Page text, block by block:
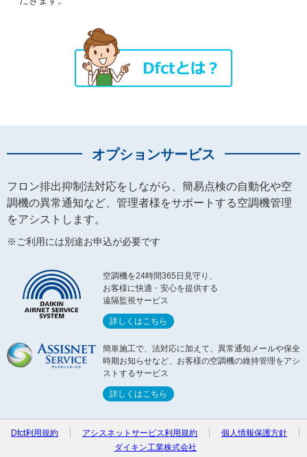
オプションサービス
フロン排出抑制法対応をしながら、簡易点検の自動化や空
調機の異常通知など、 管理者様をサポートする空調機管理
をアシストします。
※ご利用には別途お申込が必要です
空調機を24時間365日見守り、
お客様に快適・安心を提供する
遠隔監視サービス
詳しくはこちら
簡単施工で、法対応に加えて、異常通知 メールや保全
時期お知らせなど、お客様の空調機の維持管理をアシ
ストするサービス
詳しくはこちら
Dfct利用規約 アシスネットサービス利用規約
個人情報保護方針
ダイキン工業株式会社